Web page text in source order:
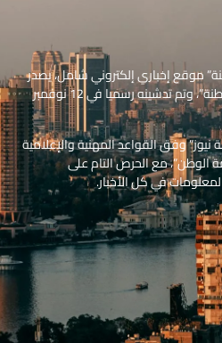
موقع إخباري إلكتروني شامل، يصدر
عن حزب “حقوق الإنسان والمواطنة”، وتم تدشينه رسميا في 12 نوفمبر
وفق القواعد المهنية والإعلامية
الوطن”، مع الحرص التام على
في كل الأخبار.